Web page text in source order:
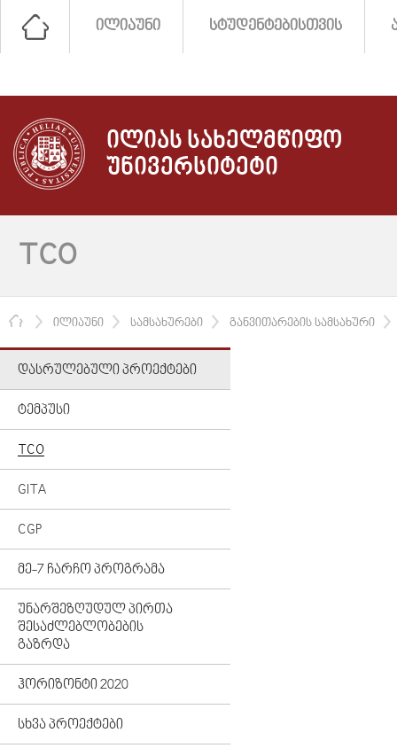
ᲘᲚᲘᲐᲣᲜᲘ ᲡᲢᲣᲓᲔᲜᲢᲔᲑᲘᲡᲗᲕᲘᲡ
ᲘᲚᲘᲐᲡ ᲡᲐᲮᲔᲚᲛᲬᲘᲤᲝ
ᲣᲜᲘᲕᲔᲠᲡᲘᲢᲔᲢᲘ
TCO
ᲛᲗᲐᲕᲐᲠᲘ
ᲘᲚᲘᲐᲣᲜᲘ ᲡᲐᲛᲡᲐᲮᲣᲠᲔᲑᲘ ᲒᲐᲜᲕᲘᲗᲐᲠᲔᲑᲘᲡ ᲡᲐᲛᲡᲐᲮᲣᲠᲘ
ᲓᲐᲡᲠᲣᲚᲔᲑᲣᲚᲘ ᲞᲠᲝᲔᲥᲢᲔᲑᲘ
ᲢᲔᲛᲞᲣᲡᲘ
TCO
GITA
CGP
ᲛᲔ-7 ᲩᲐᲠᲩᲝ ᲞᲠᲝᲒᲠᲐᲛᲐ
ᲣᲜᲐᲠᲨᲔᲖᲦᲣᲓᲣᲚ ᲞᲘᲠᲗᲐ
ᲨᲔᲡᲐᲫᲚᲔᲑᲚᲝᲑᲔᲑᲘᲡ
ᲒᲐᲖᲠᲓᲐ
ᲰᲝᲠᲘᲖᲝᲜᲢᲘ 2020
ᲡᲮᲕᲐ ᲞᲠᲝᲔᲥᲢᲔᲑᲘ